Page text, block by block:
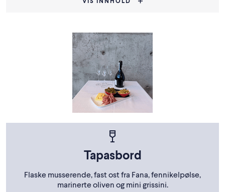
VIS INNHOLD
Tapasbord
Flaske musserende, fast ost fra Fana, fennikelpølse,
marinerte oliven og mini grissini.